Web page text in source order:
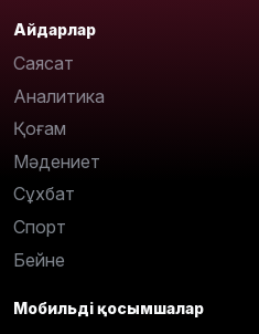
Айдарлар
Саясат
Аналитика
Қоғам
Мәдениет
Сұхбат
Спорт
Бейне
Мобильді қосымшалар